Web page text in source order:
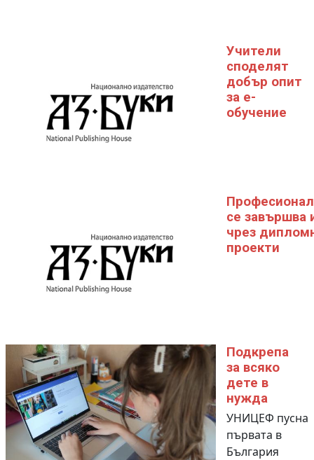
Учители
споделят
добър опит
за е-
обучение
се завършва
чрез
проекти
Подкрепа
за всяко
дете в
нужда
УНИЦЕФ пусна
първата в
България